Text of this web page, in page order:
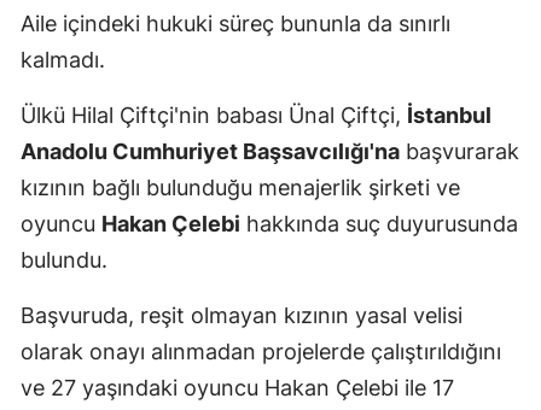
Aile içindeki hukuki süreç bununla da sınırlı
kalmadı.
Ülkü Hilal Çiftçi'nin babası Ünal Çiftçi, İstanbul
Anadolu Cumhuriyet Başsavcılığı'na başvurarak
kızının bağlı bulunduğu menajerlik şirketi ve
oyuncu Hakan Çelebi hakkında suç duyurusunda
bulundu.
Başvuruda, reşit olmayan kızının yasal velisi
olarak onayı alınmadan projelerde çalıştırıldığını
ve 27 yaşındaki oyuncu Hakan Çelebi ile 17